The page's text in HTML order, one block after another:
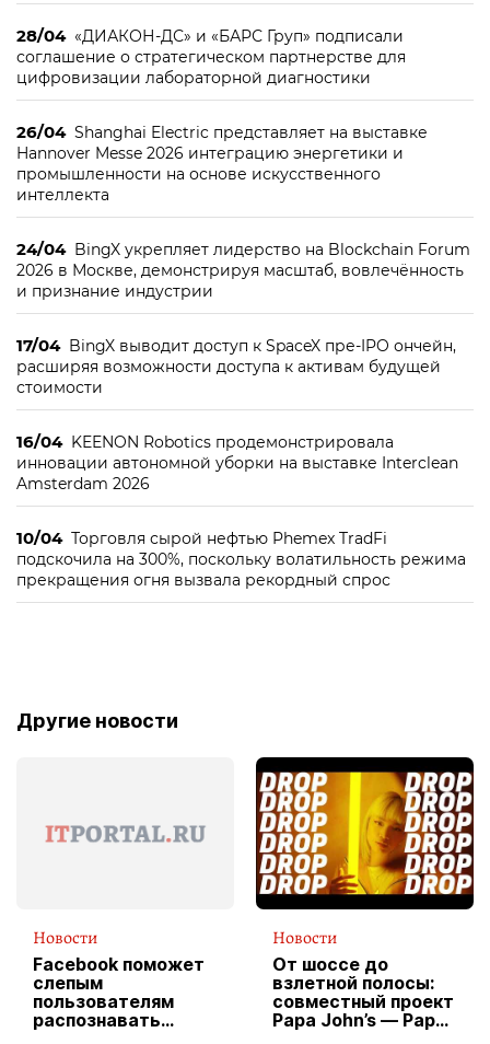
28/04 «ДИАКОН-ДС» и «БАРС Груп» подписали
соглашение о стратегическом партнерстве для
цифровизации лабораторной диагностики
26/04 Shanghai Electric представляет на выставке
Hannover Messe 2026 интеграцию энергетики и
промышленности на основе искусственного
интеллекта
24/04 BingX укрепляет лидерство на Blockchain Forum
2026 в Москве, демонстрируя масштаб, вовлечённость
и признание индустрии
17/04 BingX выводит доступ к SpaceX пре-IPO ончейн,
расширяя возможности доступа к активам будущей
стоимости
16/04 KEENON Robotics продемонстрировала
инновации автономной уборки на выставке Interclean
Amsterdam 2026
10/04 Торговля сырой нефтью Phemex TradFi
подскочила на 300%, поскольку волатильность режима
прекращения огня вызвала рекордный спрос
Другие новости
Новости
Facebook поможет
слепым
пользователям
распознавать
Новости
От шоссе до
взлетной полосы:
совместный проект
Papa John’s — Papa